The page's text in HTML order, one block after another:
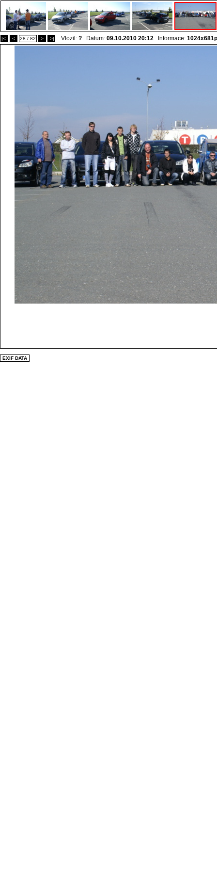
|< < 28 / 82 > >| Vlozil: ? Datum: 09.10.2010 20:12 Informace:
EXIF DATA